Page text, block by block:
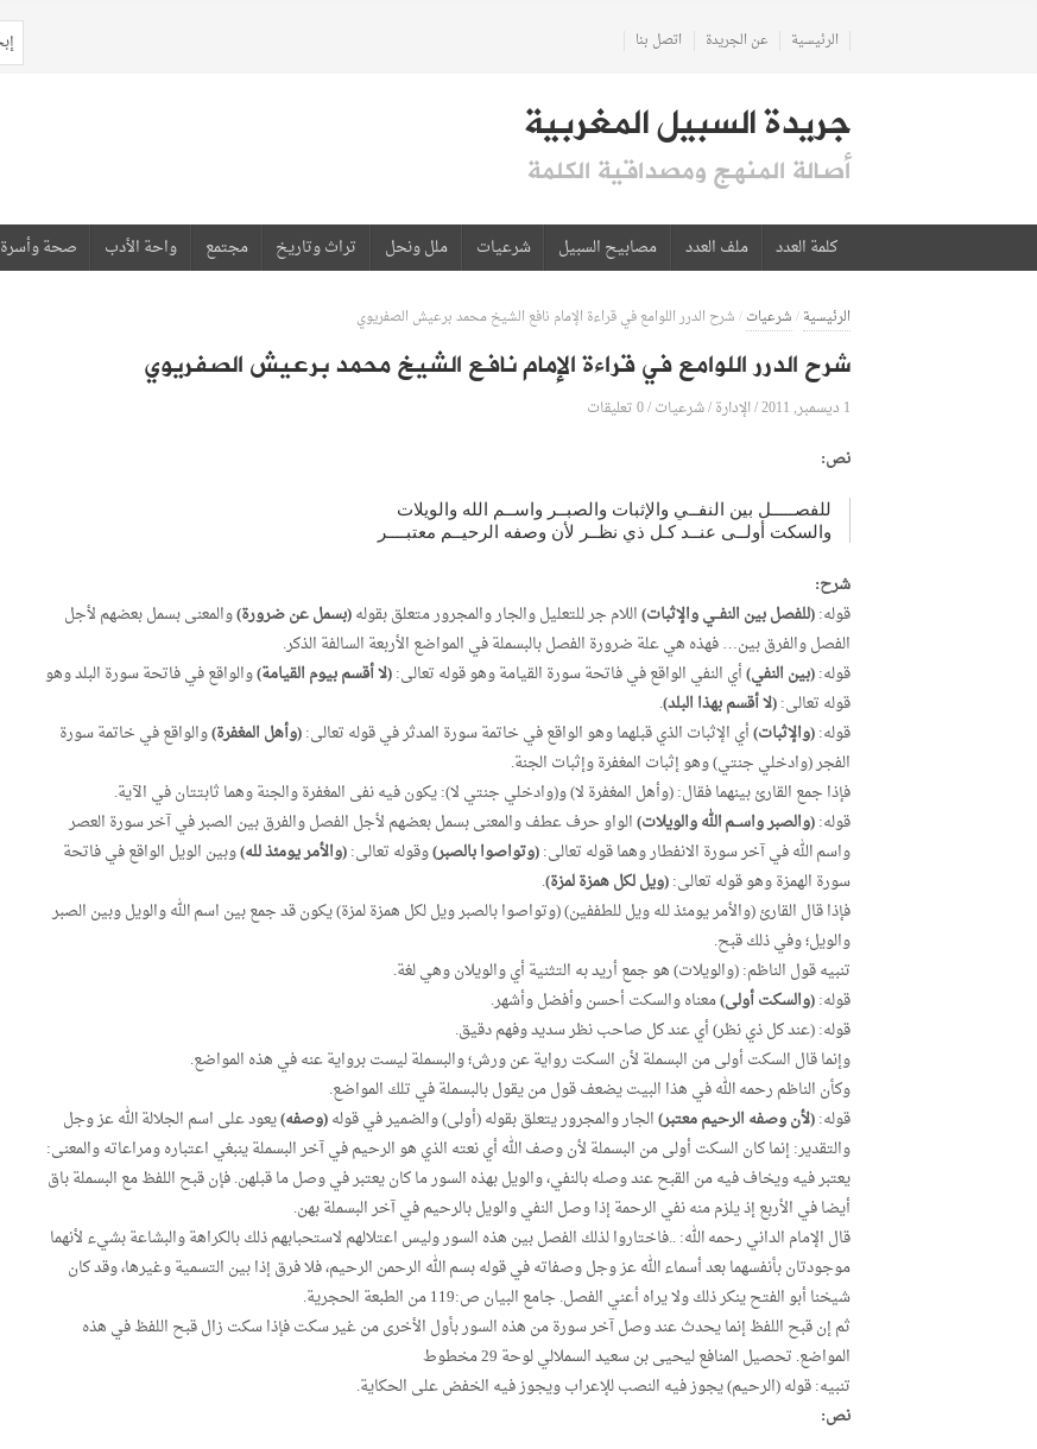
الرئيسية عن الجريدة اتصل بنا
جريدة السبيل المغربية
أصالة المنهج ومصداقية الكلمة
كلمة العدد ملف العدد مصابيح السبيل شرعيات ملل ونحل تراث وتاريخ مجتمع واحة الأدب صحة وأسرة
الرئيسية/شرعيات/شرح الدرر اللوامع في قراءة الإمام نافع الشيخ محمد برعيش الصفريوي
شرح الدرر اللوامع في قراءة الإمام نافع الشيخ محمد برعيش الصفريوي
1 ديسمبر, 2011 /الإدارة/شرعيات/0 تعليقات
نص:
للفصـــــل بين النفــي والإثبات والصبــر واســم الله والويلات
والسكت أولــى عنــد كـل ذي نظــر لأن وصفه الرحيــم معتبــــر
شرح:
قوله:(للفصل بين النفــي والإثبات)اللام جر للتعليل والجار والمجرور متعلق بقوله(بسمل عن ضرورة)والمعنى بسمل بعضهم لأجل
الفصل والفرق بين… فهذه هي علة ضرورة الفصل بالبسملة في المواضع الأربعة السالفة الذكر.
قوله:(بين النفي)أي النفي الواقع في فاتحة سورة القيامة وهو قوله تعالى:(لا أقسم بيوم القيامة)والواقع في فاتحة سورة البلد وهو
قوله تعالى:(لا أقسم بهذا البلد).
قوله:(والإثبات)أي الإثبات الذي قبلهما وهو الواقع في خاتمة سورة المدثر في قوله تعالى:(وأهل المغفرة)والواقع في خاتمة سورة
الفجر (وادخلي جنتي) وهو إثبات المغفرة وإثبات الجنة.
فإذا جمع القارئ بينهما فقال: (وأهل المغفرة لا) و(وادخلي جنتي لا): يكون فيه نفى المغفرة والجنة وهما ثابتتان في الآية.
قوله:(والصبر واســم الله والويلات)الواو حرف عطف والمعنى بسمل بعضهم لأجل الفصل والفرق بين الصبر في آخر سورة العصر
واسم الله في آخر سورة الانفطار وهما قوله تعالى:(وتواصوا بالصبر)وقوله تعالى:(والأمر يومئذ لله)وبين الويل الواقع في فاتحة
سورة الهمزة وهو قوله تعالى:(ويل لكل همزة لمزة).
فإذا قال القارئ (والأمر يومئذ لله ويل للطففين) (وتواصوا بالصبر ويل لكل همزة لمزة) يكون قد جمع بين اسم الله والويل وبين الصبر
والويل؛ وفي ذلك قبح.
تنبيه قول الناظم: (والويلات) هو جمع أريد به التثنية أي والويلان وهي لغة.
قوله:(والسكت أولى)معناه والسكت أحسن وأفضل وأشهر.
قوله: (عند كل ذي نظر) أي عند كل صاحب نظر سديد وفهم دقيق.
وإنما قال السكت أولى من البسملة لأن السكت رواية عن ورش؛ والبسملة ليست برواية عنه في هذه المواضع.
وكأن الناظم رحمه الله في هذا البيت يضعف قول من يقول بالبسملة في تلك المواضع.
قوله:(لأن وصفه الرحيم معتبر)الجار والمجرور يتعلق بقوله (أولى) والضمير في قوله(وصفه)يعود على اسم الجلالة الله عز وجل
والتقدير: إنما كان السكت أولى من البسملة لأن وصف الله أي نعته الذي هو الرحيم في آخر البسملة ينبغي اعتباره ومراعاته والمعنى:
يعتبر فيه ويخاف فيه من القبح عند وصله بالنفي، والويل بهذه السور ما كان يعتبر في وصل ما قبلهن. فإن قبح اللفظ مع البسملة باق
أيضا في الأربع إذ يلزم منه نفي الرحمة إذا وصل النفي والويل بالرحيم في آخر البسملة بهن.
قال الإمام الداني رحمه الله: ..فاختاروا لذلك الفصل بين هذه السور وليس اعتلالهم لاستحبابهم ذلك بالكراهة والبشاعة بشيء لأنهما
موجودتان بأنفسهما بعد أسماء الله عز وجل وصفاته في قوله بسم الله الرحمن الرحيم، فلا فرق إذا بين التسمية وغيرها، وقد كان
شيخنا أبو الفتح ينكر ذلك ولا يراه أعني الفصل. جامع البيان ص:119 من الطبعة الحجرية.
ثم إن قبح اللفظ إنما يحدث عند وصل آخر سورة من هذه السور بأول الأخرى من غير سكت فإذا سكت زال قبح اللفظ في هذه
المواضع. تحصيل المنافع ليحيى بن سعيد السملالي لوحة 29 مخطوط
تنبيه: قوله (الرحيم) يجوز فيه النصب للإعراب ويجوز فيه الخفض على الحكاية.
نص: